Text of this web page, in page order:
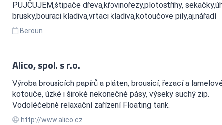
PUJČUJEM,štipače dřeva,křovinořezy,plotostřihy,
brusky,bouraci kladiva,vrtaci kladiva,kotoučove pily,aj.nářadí
Beroun
Alico, spol. s r.o.
Výroba brousicích papírů a pláten, brousicí, řezací a
kotouče, úzké i široké nekonečné pásy, výseky suchý zip.
Vodoléčebně relaxační zařízení Floating tank.
http://www.alico.cz